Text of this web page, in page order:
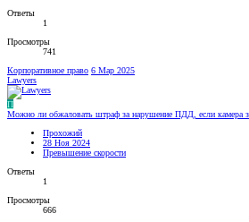
Ответы
1
Просмотры
741
Корпоративное право 6 Мар 2025
Lawyers
П
Можно ли обжаловать штраф за нарушение ПДД, если камера
Прохожий
28 Ноя 2024
Превышение скорости
Ответы
1
Просмотры
666